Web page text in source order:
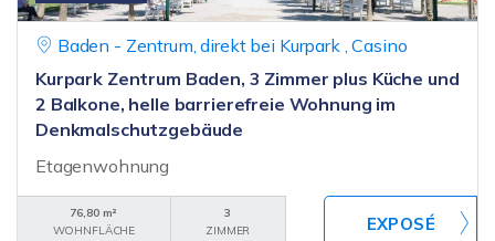
Baden - Zentrum, direkt bei Kurpark , Casino
Kurpark Zentrum Baden, 3 Zimmer plus Küche und
2 Balkone, helle barrierefreie Wohnung im
Denkmalschutzgebäude
Etagenwohnung
76,80 m²
WOHNFLÄCHE
3
ZIMMER